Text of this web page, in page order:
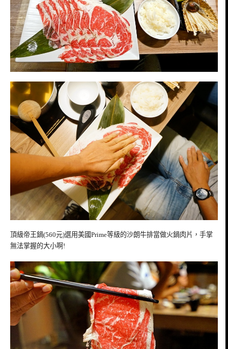
頂級帝王鍋(560元)選用美國Prime等級的沙朗牛排當做火鍋肉片，手掌
無法掌握的大小啊!